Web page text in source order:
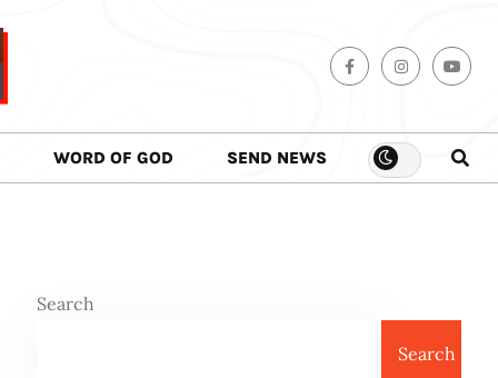
WORD OF GOD SEND NEWS
Search
Search